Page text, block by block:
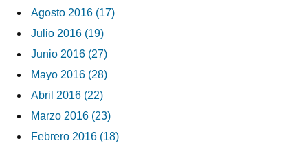
Agosto 2016 (17)
Julio 2016 (19)
Junio 2016 (27)
Mayo 2016 (28)
Abril 2016 (22)
Marzo 2016 (23)
Febrero 2016 (18)